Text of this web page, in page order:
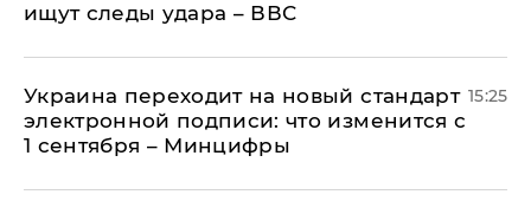
ищут следы удара – ВВС
Украина переходит на новый стандарт
электронной подписи: что изменится с
1 сентября – Минцифры
15:25